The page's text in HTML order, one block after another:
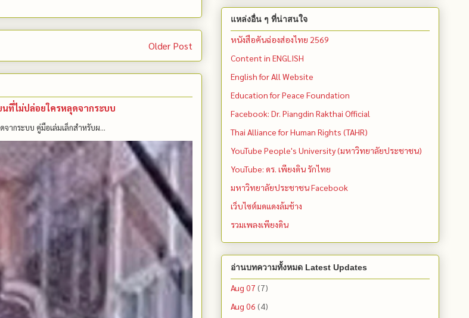
Older Post
นที่ไม่ปล่อยใครหลุดจากระบบ
ากระบบ คู่มือเล่มเล็กสำหรับผ...
แหล่งอื่น ๆ ที่น่าสนใจ
หนังสือคันฉ่องส่องไทย 2569
Content in ENGLISH
English for All Website
Education for Peace Foundation
Facebook: Dr. Piangdin Rakthai Official
Thai Alliance for Human Rights (TAHR)
YouTube People's University (มหาวิทยาลัยประชาชน)
YouTube: ดร. เพียงดิน รักไทย
มหาวิทยาลัยประชาชน Facebook
เว็บไซต์มดแดงล้มช้าง
รวมเพลงเพียงดิน
อ่านบทความทั้งหมด Latest Updates
Aug 07 (7)
Aug 06 (4)